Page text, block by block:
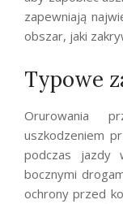
zapewniają
obszar, jaki
Typowe
Orurowania
uszkodzeniem
podczas jazdy
bocznymi
ochrony przed